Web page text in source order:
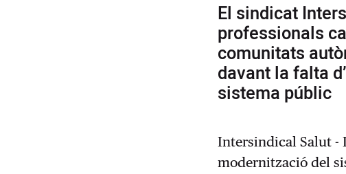
El sindicat
professionals
comunitats
davant la falta
sistema públic
Intersindical Salut -
modernització del